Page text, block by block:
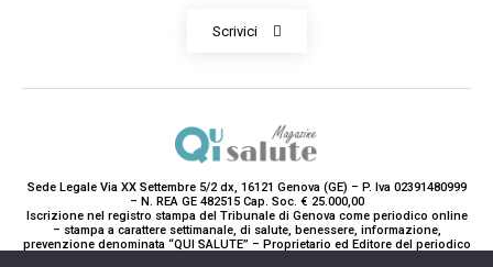
Scrivici
Sede Legale Via XX Settembre 5/2 dx, 16121 Genova (GE) – P. Iva 02391480999
– N. REA GE 482515 Cap. Soc. € 25.000,00
Iscrizione nel registro stampa del Tribunale di Genova come periodico online
– stampa a carattere settimanale, di salute, benessere, informazione,
prevenzione denominata “QUI SALUTE” – Proprietario ed Editore del periodico